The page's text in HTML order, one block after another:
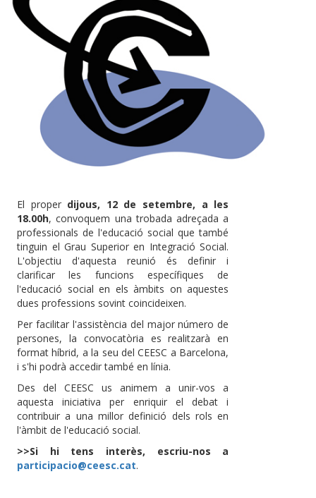
El proper dijous, 12 de setembre, a les
18.00h, convoquem una trobada adreçada a
professionals de l'educació social que també
tinguin el Grau Superior en Integració Social.
L'objectiu d'aquesta reunió és definir i
clarificar les funcions específiques de
l'educació social en els àmbits on aquestes
dues professions sovint coincideixen.
Per facilitar l'assistència del major número de
persones, la convocatòria es realitzarà en
format híbrid, a la seu del CEESC a Barcelona,
i s'hi podrà accedir també en línia.
Des del CEESC us animem a unir-vos a
aquesta iniciativa per enriquir el debat i
contribuir a una millor definició dels rols en
l'àmbit de l'educació social.
>>Si hi tens interès, escriu-nos a
participacio@ceesc.cat.